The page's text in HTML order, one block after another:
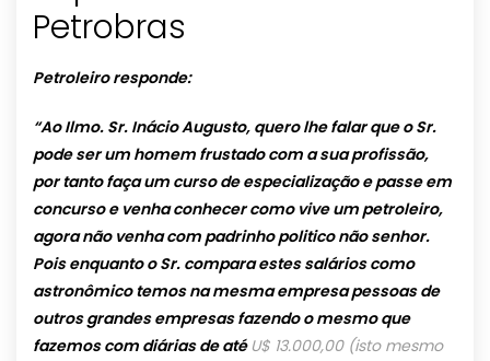
Petrobras
Petroleiro responde:
“Ao Ilmo. Sr. Inácio Augusto, quero lhe falar que o Sr.
pode ser um homem frustado com a sua profissão,
por tanto faça um curso de especialização e passe em
concurso e venha conhecer como vive um petroleiro,
agora não venha com padrinho politico não senhor.
Pois enquanto o Sr. compara estes salários como
astronômico temos na mesma empresa pessoas de
outros grandes empresas fazendo o mesmo que
fazemos com diárias de até U$ 13.000,00 (isto mesmo